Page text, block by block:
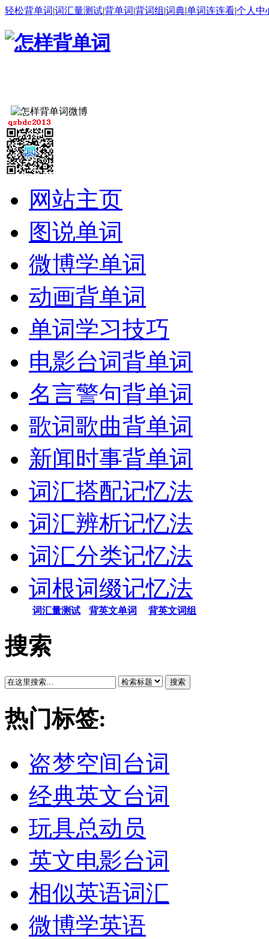
轻松背单词|词汇量测试|背单词|背词组 |词典|单词连连看|个人中
网站主页
图说单词
微博学单词
动画背单词
单词学习技巧
电影台词背单词
名言警句背单词
歌词歌曲背单词
新闻时事背单词
词汇搭配记忆法
词汇辨析记忆法
词汇分类记忆法
词根词缀记忆法
词汇量测试 背英文单词 背英文词组
搜索
搜索
热门标签:
盗梦空间台词
经典英文台词
玩具总动员
英文电影台词
相似英语词汇
微博学英语